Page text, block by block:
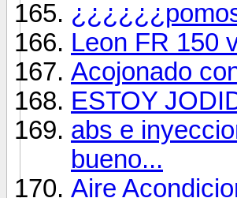
Leon FR 150
Acojonado
ESTOY
abs e
bueno...
Aire